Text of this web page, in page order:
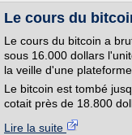
Le cours du
Le cours du bitcoin a
sous 16.000 dollars
la veille d'une
Le bitcoin est tombé
cotait près de 18.800
Lire la suite